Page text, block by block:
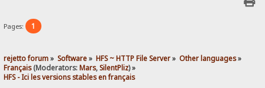
Pages: 1
rejetto forum» Software» HFS ~ HTTP File Server» Other languages»
Français(Moderators:Mars,SilentPliz) »
HFS - Ici les versions stables en français